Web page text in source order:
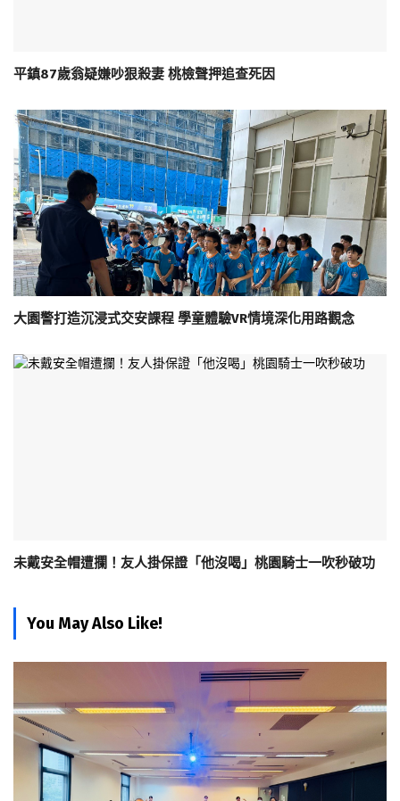
平鎮87歲翁疑嫌吵狠殺妻 桃檢聲押追查死因
大園警打造沉浸式交安課程 學童體驗VR情境深化用路觀念
未戴安全帽遭攔！友人掛保證「他沒喝」桃園騎士一吹秒破功
You May Also Like!